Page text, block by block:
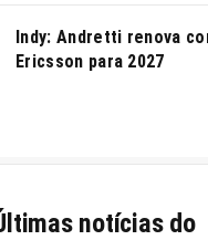
Indy: Andretti renova
Ericsson para 2027
notícias do